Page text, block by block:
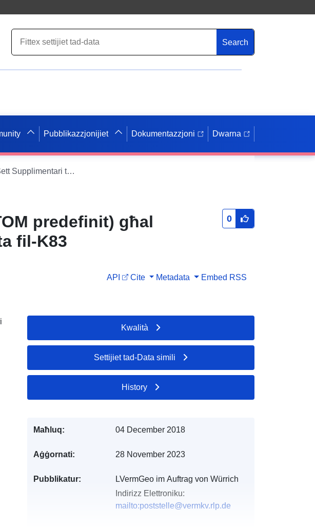
Search
Pubblikazzjonijiet Dokumentazzjoni Dwarna
Servizz ta’ Tniżżil ta’ INSPIRE (ATOM predefinit) għal Sett Supplimentari ta’ Sett ta’ Data fil-K83
predefinit) għal
fil-K83
0
API Cite Metadata Embed RSS
Kwalità
Settijiet tad-Data simili
History
Maħluq: 04 December 2018
Aġġornati: 28 November 2023
Pubblikatur:
LVermGeo im Auftrag von Würrich
Indirizz Elettroniku:
mailto:poststelle@vermkv.rlp.de